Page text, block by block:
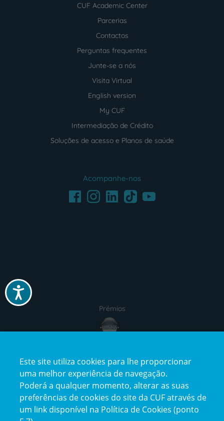
Acessibilidade
CUF Academic Center
Parcerias
Contactos
Perguntas frequentes
Junte-se a nós
Visita Virtual
English version
My CUF
Intermediação de Crédito
Soluções de acesso e Planos de saúde
Acompanhe-nos
FacebookInstagramLinkedInTikTokYoutube
Prémios
Reclamações e Elogios
Este site utiliza cookies para lhe proporcionar
uma melhor experiência de navegação.
Poderá a qualquer momento, alterar as suas
preferências de cookies do site da CUF através de
um link disponível na Política de Cookies (ponto